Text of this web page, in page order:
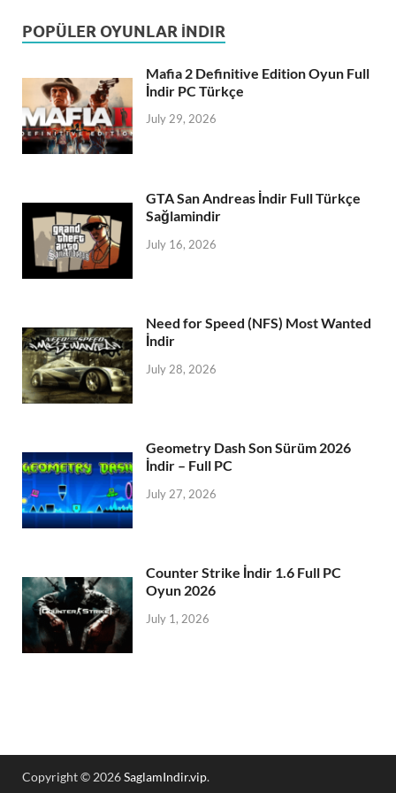
POPÜLER OYUNLAR İNDIR
Mafia 2 Definitive Edition Oyun Full
İndir PC Türkçe
July 29, 2026
GTA San Andreas İndir Full Türkçe
Sağlamindir
July 16, 2026
Need for Speed (NFS) Most Wanted
İndir
July 28, 2026
Geometry Dash Son Sürüm 2026
İndir – Full PC
July 27, 2026
Counter Strike İndir 1.6 Full PC
Oyun 2026
July 1, 2026
Copyright © 2026SaglamIndir.vip.